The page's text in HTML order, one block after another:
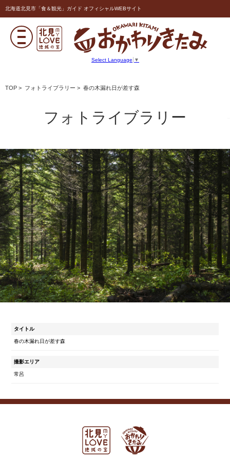
北海道北見市「食＆観光」ガイド オフィシャルWEBサイト
Select Language ▼
TOP > フォトライブラリー > 春の木漏れ日が差す森
フォトライブラリー
タイトル
春の木漏れ日が差す森
撮影エリア
常呂